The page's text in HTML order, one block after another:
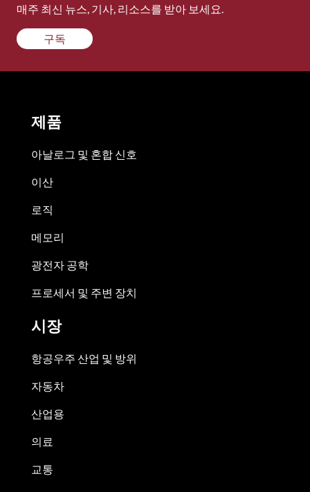
매주 최신 뉴스, 기사, 리소스를 받아 보세요.
구독
제품
아날로그 및 혼합 신호
이산
로직
메모리
광전자 공학
프로세서 및 주변 장치
시장
항공우주 산업 및 방위
자동차
산업용
의료
교통